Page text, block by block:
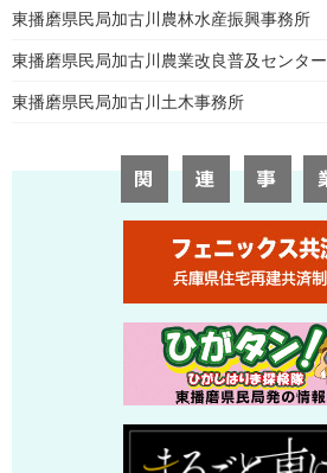
東播磨県民局加古川農林水産振興事務所
東播磨県民局加古川農業改良普及センター
東播磨県民局加古川土木事務所